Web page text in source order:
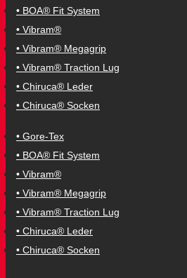
• BOA® Fit System
• Vibram®
• Vibram® Megagrip
• Vibram® Traction Lug
• Chiruca® Leder
• Chiruca® Socken
• Gore-Tex
• BOA® Fit System
• Vibram®
• Vibram® Megagrip
• Vibram® Traction Lug
• Chiruca® Leder
• Chiruca® Socken